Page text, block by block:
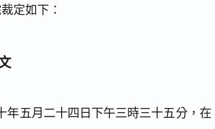
定如下：
五月二十四日下午三時三十五分，在